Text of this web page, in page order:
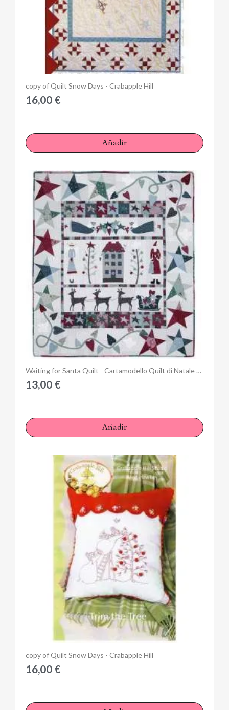
Anteprima
copy of Quilt Snow Days - Crabapple Hill
16,00 €
Añadir
Anteprima Waiting for Santa Quilt - Cartamodello Quilt di Natale - 56 x 66 pollici, Lynette Anderson
13,00 €
Añadir
Anteprima
copy of Quilt Snow Days - Crabapple Hill
16,00 €